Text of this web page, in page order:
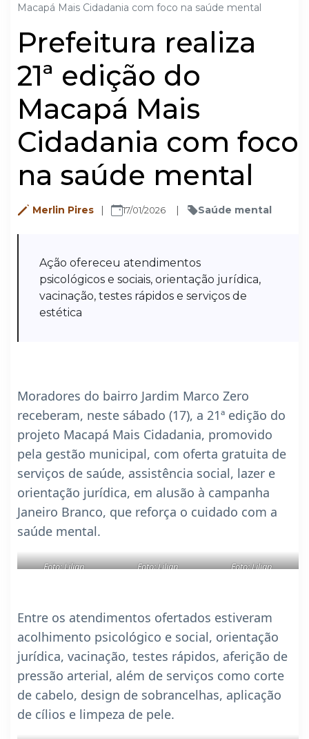
Macapá Mais Cidadania com foco na saúde mental
Prefeitura realiza
21ª edição do
Macapá Mais
Cidadania com foco
na saúde mental
Merlin Pires 17/01/2026 Saúde mental
Ação ofereceu atendimentos
psicológicos e sociais, orientação jurídica,
vacinação, testes rápidos e serviços de
estética
Moradores do bairro Jardim Marco Zero
receberam, neste sábado (17), a 21ª edição do
projeto Macapá Mais Cidadania, promovido
pela gestão municipal, com oferta gratuita de
serviços de saúde, assistência social, lazer e
orientação jurídica, em alusão à campanha
Janeiro Branco, que reforça o cuidado com a
saúde mental.
Foto: Lilian
Foto: Lilian
Foto: Lilian
Entre os atendimentos ofertados estiveram
acolhimento psicológico e social, orientação
jurídica, vacinação, testes rápidos, aferição de
pressão arterial, além de serviços como corte
de cabelo, design de sobrancelhas, aplicação
de cílios e limpeza de pele.